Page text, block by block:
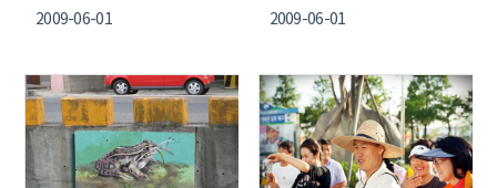
2009-06-01 2009-06-01